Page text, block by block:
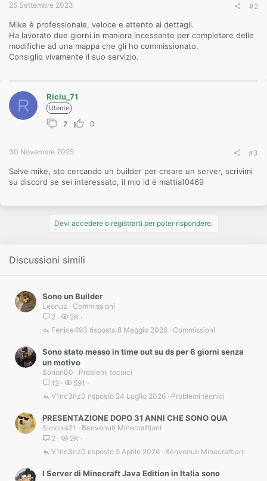
25 Settembre 2023 #2
Mike è professionale, veloce e attento ai dettagli.
Ha lavorato due giorni in maniera incessante per completare delle
modifiche ad una mappa che gli ho commissionato.
Consiglio vivamente il suo servizio.
R Riciu_71
Utente
2 0
30 Novembre 2025 #3
Salve mike, sto cercando un builder per creare un server, scrivimi
su discord se sei interessato, il mio id è mattia10469
Devi accedere o registrarti per poter rispondere.
Discussioni simili
Sono un Builder
Leonuz
Commissioni
2
2K
Commissioni
8 Maggio 2026
Fenice493
Sono stato messo in time out su ds per 6 giorni senza
un motivo
Sorion00
Problemi tecnici
12
591
Problemi tecnici
24 Luglio 2026
V1nc3nz0
PRESENTAZIONE DOPO 31 ANNI CHE SONO QUA
Simonix21
Benvenuti Minecraftiani
2
2K
Benvenuti Minecraftiani
5 Aprile 2026
V1nc3nz0
I Server di Minecraft Java Edition in Italia sono